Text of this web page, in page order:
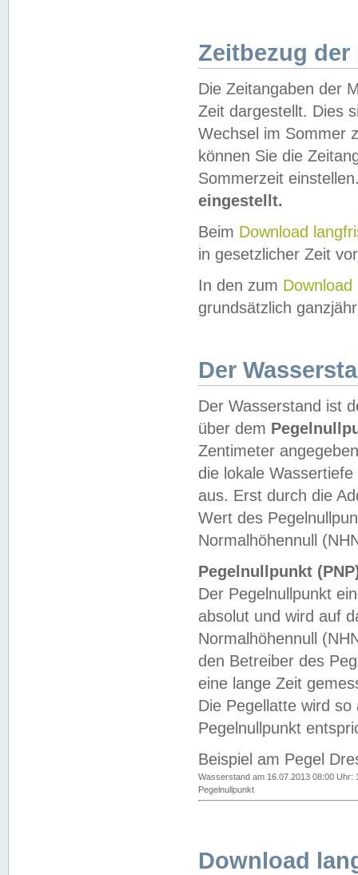
Zeitbezug der
Die Zeitangaben der
Zeit dargestellt. Dies
Wechsel im Sommer
können Sie die
Sommerzeit
eingestellt.
Beim Download
in gesetzlicher Zeit
In den zum Download
grundsätzlich
Der
Der Wasserstand ist
über dem
Zentimeter
die lokale
aus. Erst durch die
Wert des
Normalhöhennull
Pegelnullpunkt
Der Pegelnullpunkt
absolut und wird auf
Normalhöhennull
den Betreiber des
eine lange Zeit
Die Pegellatte wird
Pegelnullpunkt
Beispiel am Pegel
Wasserstand am 16.07.2013 08:00 Uhr:
Pegelnullpunkt
Download